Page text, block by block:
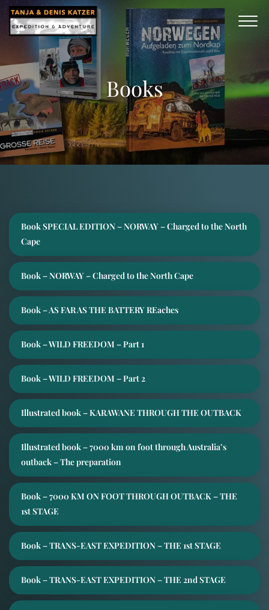
Books
Book SPECIAL EDITION – NORWAY – Charged to the North
Cape
Book – NORWAY – Charged to the North Cape
Book – AS FAR AS THE BATTERY REaches
Book – WILD FREEDOM – Part 1
Book – WILD FREEDOM – Part 2
Illustrated book – KARAWANE THROUGH THE OUTBACK
Illustrated book – 7000 km on foot through Australia’s
outback – The preparation
Book – 7000 KM ON FOOT THROUGH OUTBACK – THE
1st STAGE
Book – TRANS-EAST EXPEDITION – THE 1st STAGE
Book – TRANS-EAST EXPEDITION – THE 2nd STAGE